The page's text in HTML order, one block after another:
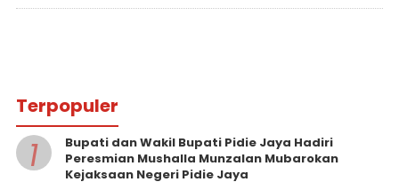
Terpopuler
1
Bupati dan Wakil Bupati Pidie Jaya Hadiri
Peresmian Mushalla Munzalan Mubarokan
Kejaksaan Negeri Pidie Jaya